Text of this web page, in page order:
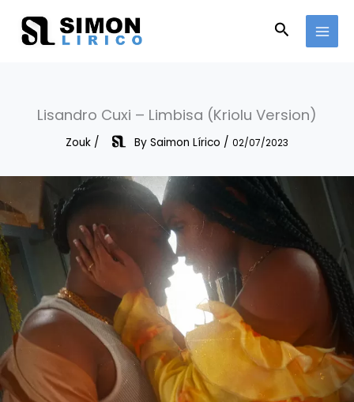
content
Search
Lisandro Cuxi – Limbisa (Kriolu Version)
Zouk / By Saimon Lírico / 02/07/2023